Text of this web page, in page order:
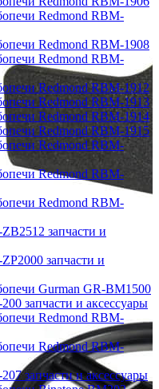
Redmond RBM-
Redmond RBM-1908
Redmond RBM-
Redmond RBM-1912
Redmond RBM-1913
Redmond RBM-1914
Redmond RBM-1915
Redmond RBM-
Redmond RBM-
Redmond RBM-
запчасти и
запчасти и
Gurman GR-BM1500
запчасти и аксессуары
Redmond RBM-
Redmond RBM-
запчасти и аксессуары